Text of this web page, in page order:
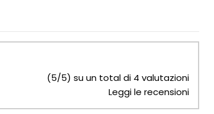
(5/5) su un total di 4 valutazioni
Leggi le recensioni